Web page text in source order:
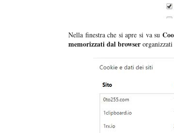
Nella finestra che si apre si va su
memorizzati dal browser